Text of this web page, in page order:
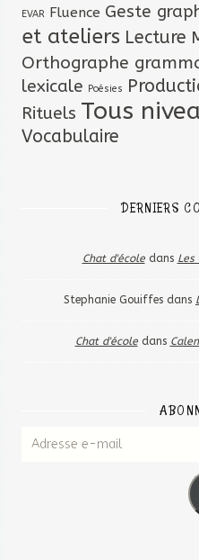
EVAR Fluence Geste
et ateliers Lecture
Orthographe
lexicale Poésies
Rituels Tous
Vocabulaire
DERNIERS
Chat d'écoledans Les
Stephanie Gouiffes dans
Chat d'écoledans